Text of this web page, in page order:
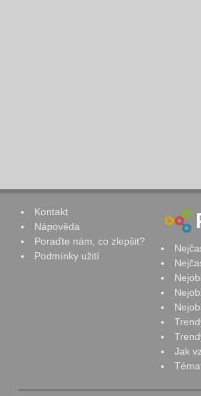
Kontakt
Nápověda
Poraďte nám, co zlepšit?
Podmínky užití
Jak